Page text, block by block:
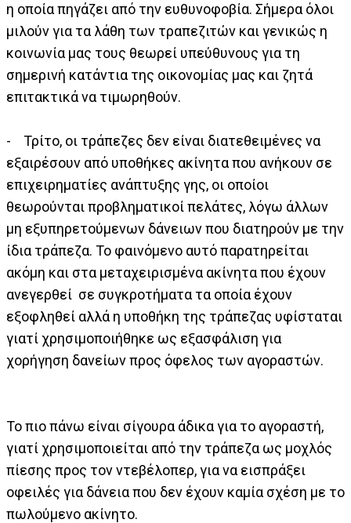
η οποία πηγάζει από την ευθυνοφοβία. Σήμερα όλοι
μιλούν για τα λάθη των τραπεζιτών και γενικώς η
κοινωνία μας τους θεωρεί υπεύθυνους για τη
σημερινή κατάντια της οικονομίας μας και ζητά
επιτακτικά να τιμωρηθούν.
- Τρίτο, οι τράπεζες δεν είναι διατεθειμένες να
εξαιρέσουν από υποθήκες ακίνητα που ανήκουν σε
επιχειρηματίες ανάπτυξης γης, οι οποίοι
θεωρούνται προβληματικοί πελάτες, λόγω άλλων
μη εξυπηρετούμενων δάνειων που διατηρούν με την
ίδια τράπεζα. Το φαινόμενο αυτό παρατηρείται
ακόμη και στα μεταχειρισμένα ακίνητα που έχουν
ανεγερθεί σε συγκροτήματα τα οποία έχουν
εξοφληθεί αλλά η υποθήκη της τράπεζας υφίσταται
γιατί χρησιμοποιήθηκε ως εξασφάλιση για
χορήγηση δανείων προς όφελος των αγοραστών.
Το πιο πάνω είναι σίγουρα άδικα για το αγοραστή,
γιατί χρησιμοποιείται από την τράπεζα ως μοχλός
πίεσης προς τον ντεβέλοπερ, για να εισπράξει
οφειλές για δάνεια που δεν έχουν καμία σχέση με το
πωλούμενο ακίνητο.